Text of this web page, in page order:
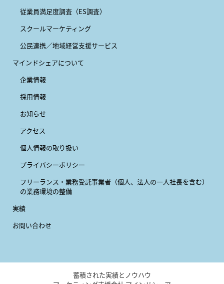
従業員満足度調査（ES調査）
スクールマーケティング
公民連携／地域経営支援サービス
マインドシェアについて
企業情報
採用情報
お知らせ
アクセス
個人情報の取り扱い
プライバシーポリシー
フリーランス・業務受託事業者 （個人、法人の一人社長を含む）
の業務環境の整備
実績
お問い合わせ
蓄積された実績とノウハウ